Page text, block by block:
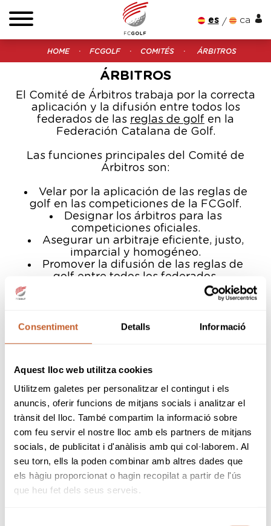
Consentiment Detalls Informació
Aquest lloc web utilitza cookies
Utilitzem galetes per personalitzar el contingut i els
anuncis, oferir funcions de mitjans socials i analitzar el
trànsit del lloc. També compartim la informació sobre
com feu servir el nostre lloc amb els partners de mitjans
socials, de publicitat i d'anàlisis amb qui col·laborem. Al
seu torn, ells la poden combinar amb altres dades que
els hàgiu proporcionat o hagin recopilat a partir de l'ús
que heu fet dels seus serveis.
es ca
HOME FCGOLF COMITÉS ÁRBITROS
ÁRBITROS
El Comité de Árbitros trabaja por la correcta
aplicación y la difusión entre todos los
federados de las reglas de golf en la
Federación Catalana de Golf.
Las funciones principales del Comité de
Árbitros son:
Velar por la aplicación de las reglas de
golf en las competiciones de la FCGolf.
Designar los árbitros para las
competiciones oficiales.
Asegurar un arbitraje eficiente, justo,
imparcial y homogéneo.
Promover la difusión de las reglas de
golf entre todos los federados.
Asesorar a los clubs y campos de golf
en la difusión de las reglas de golf, reglas
Validar el conocimiento de las reglas de
La Federación Catalana de Golf cuenta con
22 árbitros en activo.
Está formado por:
Presidenta: Cristina Sans
Secretario: Josep Lluis Navarrete